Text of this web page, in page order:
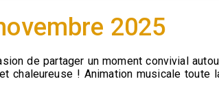
2025
de partager un moment convivial
chaleureuse ! Animation musicale toute